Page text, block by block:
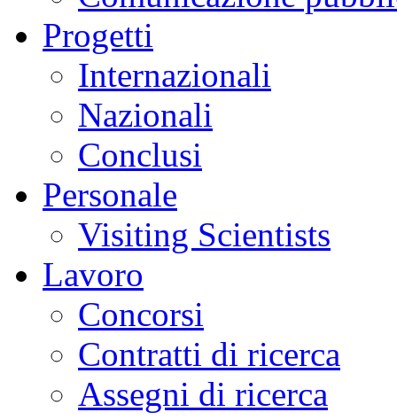
Progetti
Internazionali
Nazionali
Conclusi
Personale
Visiting Scientists
Lavoro
Concorsi
Contratti di ricerca
Assegni di ricerca